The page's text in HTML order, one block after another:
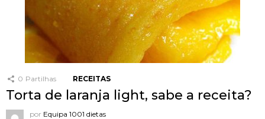
0 Partilhas RECEITAS
Torta de laranja light, sabe a receita?
por Equipa 1001 dietas